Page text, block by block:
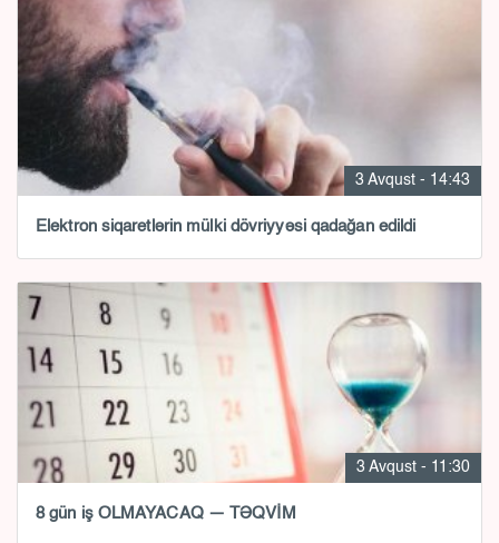
3 Avqust - 14:43
Elektron siqaretlərin mülki dövriyyəsi qadağan edildi
3 Avqust - 11:30
8 gün iş OLMAYACAQ — TƏQVİM